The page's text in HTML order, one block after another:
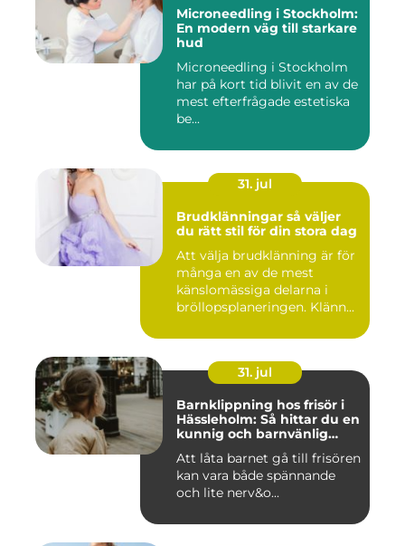
Microneedling i Stockholm:
En modern väg till starkare
hud
Microneedling i Stockholm
har på kort tid blivit en av de
mest efterfrågade estetiska
be...
31. jul
Brudklänningar så väljer
du rätt stil för din stora dag
Att välja brudklänning är för
många en av de mest
känslomässiga delarna i
bröllopsplaneringen. Klänn...
31. jul
Barnklippning hos frisör i
Hässleholm: Så hittar du en
kunnig och barnvänlig
Att låta barnet gå till frisören
kan vara både spännande
och lite nerv&o...